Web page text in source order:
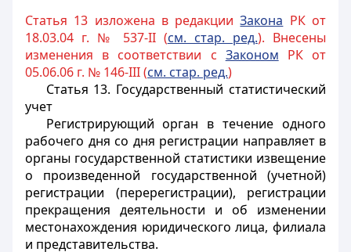
Статья 13 изложена в редакцииЗакона РК от
18.03.04 г. № 537-II (см. стар. ред.). Внесены
изменения в соответствии с Законом РК от
05.06.06 г. № 146-III (см. стар. ред.)
Статья 13. Государственный статистический
учет
Регистрирующий орган в течение одного
рабочего дня со дня регистрации направляет в
органы государственной статистики извещение
о произведенной государственной (учетной)
регистрации (перерегистрации), регистрации
прекращения деятельности и об изменении
местонахождения юридического лица, филиала
и представительства.